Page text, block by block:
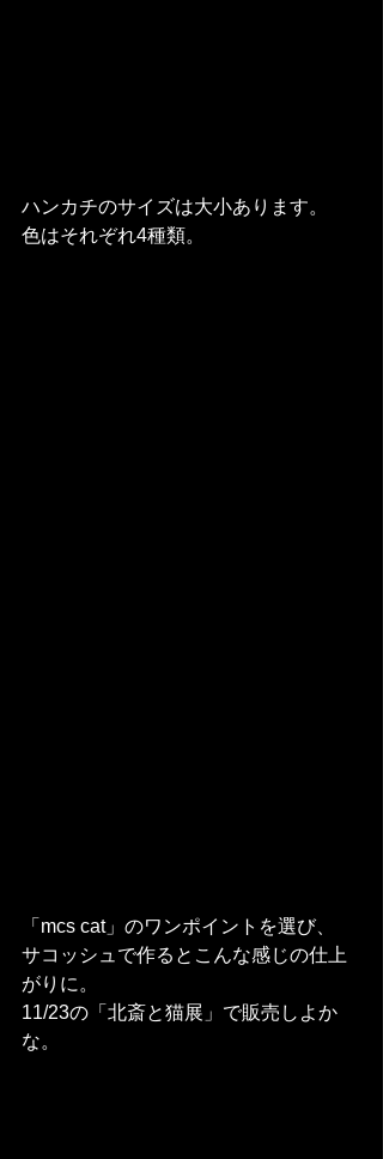
ハンカチのサイズは大小あります。
色はそれぞれ4種類。
「mcs cat」のワンポイントを選び、
サコッシュで作るとこんな感じの仕上
がりに。
11/23の「北斎と猫展」で販売しよか
な。